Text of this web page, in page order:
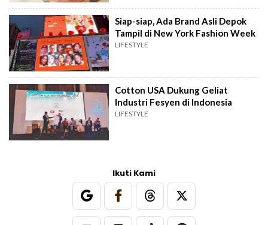
Siap-siap, Ada Brand Asli Depok
Tampil di New York Fashion Week
LIFESTYLE
Cotton USA Dukung Geliat
Industri Fesyen di Indonesia
LIFESTYLE
Ikuti Kami